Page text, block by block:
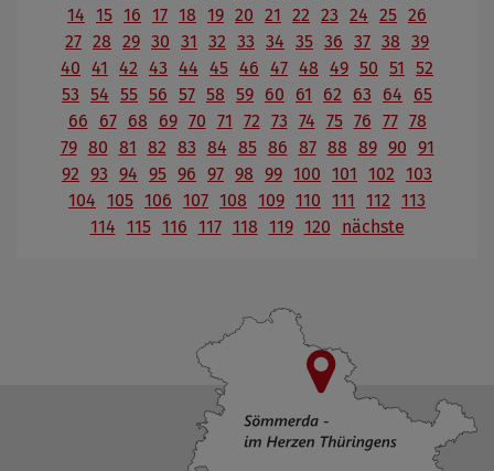
14 15 16 17 18 19 20 21 22 23 24 25 26
27 28 29 30 31 32 33 34 35 36 37 38 39
40 41 42 43 44 45 46 47 48 49 50 51
52
53 54 55 56 57 58 59 60 61 62 63 64
65
66
67 68 69 70 71 72 73 74 75 76 77 78
79 80 81 82 83 84 85 86 87 88 89 90 91
92 93 94 95 96 97 98 99 100 101 102 103
104 105 106 107 108 109 110 111 112 113
114 115 116 117 118 119 120 nächste